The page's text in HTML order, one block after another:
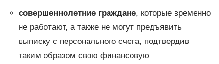
совершеннолетние граждане, которые временно
не работают, а также не могут предъявить
выписку с персонального счета, подтвердив
таким образом свою финансовую